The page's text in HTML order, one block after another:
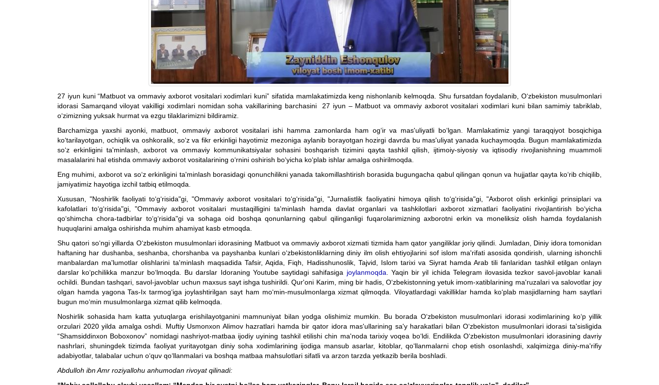
27 iyun kuni “Matbuot va ommaviy axborot vositalari xodimlari kuni” sifatida mamlakatimizda keng nishonlanib kelmoqda. Shu fursatdan foydalanib, O‘zbekiston musulmonlari
idorasi Samarqand viloyat vakilligi xodimlari nomidan soha vakillarining barchasini 27 iyun – Matbuot va ommaviy axborot vositalari xodimlari kuni bilan samimiy tabriklab,
o‘zimizning yuksak hurmat va ezgu tilaklarimizni bildiramiz.
Barchamizga yaxshi ayonki, matbuot, ommaviy axborot vositalari ishi hamma zamonlarda ham og‘ir va mas'uliyatli bo‘lgan. Mamlakatimiz yangi taraqqiyot bosqichiga
ko‘tarilayotgan, ochiqlik va oshkoralik, so‘z va fikr erkinligi hayotimiz mezoniga aylanib borayotgan hozirgi davrda bu mas'uliyat yanada kuchaymoqda. Bugun mamlakatimizda
so‘z erkinligini ta'minlash, axborot va ommaviy kommunikatsiyalar sohasini boshqarish tizimini qayta tashkil qilish, ijtimoiy-siyosiy va iqtisodiy rivojlanishning muammoli
masalalarini hal etishda ommaviy axborot vositalarining o‘rnini oshirish bo‘yicha ko‘plab ishlar amalga oshirilmoqda.
Eng muhimi, axborot va so‘z erkinligini ta'minlash borasidagi qonunchilikni yanada takomillashtirish borasida bugungacha qabul qilingan qonun va hujjatlar qayta ko‘rib chiqilib,
jamiyatimiz hayotiga izchil tatbiq etilmoqda.
Xususan, "Noshirlik faoliyati to‘g‘risida"gi, "Ommaviy axborot vositalari to‘g‘risida"gi, "Jurnalistlik faoliyatini himoya qilish to‘g‘risida"gi, "Axborot olish erkinligi prinsiplari va
kafolatlari to‘g‘risida"gi, "Ommaviy axborot vositalari mustaqilligini ta'minlash hamda davlat organlari va tashkilotlari axborot xizmatlari faoliyatini rivojlantirish bo‘yicha
qo‘shimcha chora-tadbirlar to‘g‘risida"gi va sohaga oid boshqa qonunlarning qabul qilinganligi fuqarolarimizning axborotni erkin va moneliksiz olish hamda foydalanish
huquqlarini amalga oshirishda muhim ahamiyat kasb etmoqda.
Shu qatori so‘ngi yillarda O‘zbekiston musulmonlari idorasining Matbuot va ommaviy axborot xizmati tizmida ham qator yangiliklar joriy qilindi. Jumladan, Diniy idora tomonidan
haftaning har dushanba, seshanba, chorshanba va payshanba kunlari o‘zbekistonliklarning diniy ilm olish ehtiyojlarini sof islom ma'rifati asosida qondirish, ularning ishonchli
manbalardan ma'lumotlar olishlarini ta'minlash maqsadida Tafsir, Aqida, Fiqh, Hadisshunoslik, Tajvid, Islom tarixi va Siyrat hamda Arab tili fanlaridan tashkil etilgan onlayn
darslar ko‘pchilikka manzur bo‘lmoqda. Bu darslar Idoraning Youtube saytidagi sahifasiga joylanmoqda . Yaqin bir yil ichida Telegram ilovasida tezkor savol-javoblar kanali
ochildi. Bundan tashqari, savol-javoblar uchun maxsus sayt ishga tushirildi. Qur'oni Karim, ming bir hadis, O‘zbekistonning yetuk imom-xatiblarining ma'ruzalari va salovotlar joy
olgan hamda yagona Tas-Ix tarmog‘iga joylashtirilgan sayt ham mo‘min-musulmonlarga xizmat qilmoqda. Viloyatlardagi vakilliklar hamda ko‘plab masjidlarning ham saytlari
bugun mo‘min musulmonlarga xizmat qilib kelmoqda.
Noshirlik sohasida ham katta yutuqlarga erishilayotganini mamnuniyat bilan yodga olishimiz mumkin. Bu borada O‘zbekiston musulmonlari idorasi xodimlarining ko‘p yillik
orzulari 2020 yilda amalga oshdi. Muftiy Usmonxon Alimov hazratlari hamda bir qator idora mas'ullarining sa'y harakatlari bilan O‘zbekiston musulmonlari idorasi ta'sisligida
“Shamsiddinxon Boboxonov” nomidagi nashriyot-matbaa ijodiy uyining tashkil etilishi chin ma'noda tarixiy voqea bo‘ldi. Endilikda O‘zbekiston musulmonlari idorasining davriy
nashrlari, shuningdek tizimda faoliyat yuritayotgan diniy soha xodimlarining ijodiga mansub asarlar, kitoblar, qo‘llanmalarni chop etish osonlashdi, xalqimizga diniy-ma'rifiy
adabiyotlar, talabalar uchun o‘quv qo‘llanmalari va boshqa matbaa mahsulotlari sifatli va arzon tarzda yetkazib berila boshladi.
Abdulloh ibn Amr roziyallohu anhumodan rivoyat qilinadi: